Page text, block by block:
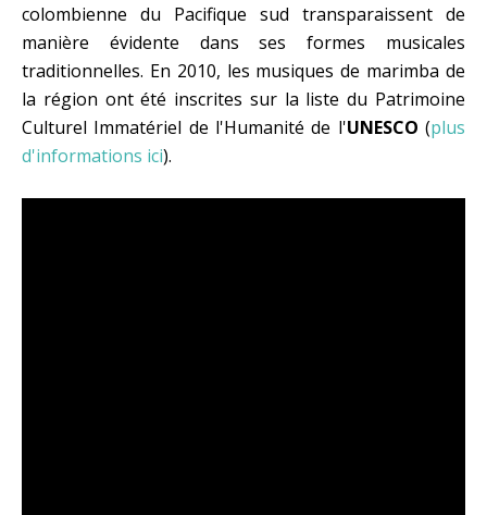
colombienne du Pacifique sud transparaissent de
manière évidente dans ses formes musicales
traditionnelles. En 2010, les musiques de marimba de
la région ont été inscrites sur la liste du Patrimoine
Culturel Immatériel de l'Humanité de l'UNESCO (plus
d'informations ici).